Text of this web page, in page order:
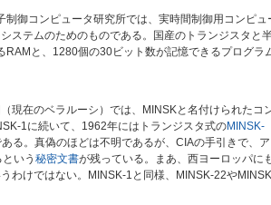
御コンピュータ研究所では、実時間制御用コンピュ
ステムのためのものである。国産のトランジスタと
と、1280個の30ビット数が記憶できるプログ
現在のベラルーシ）では、MINSKと名付けられたコ
1に続いて、1962年にはトランジスタ式のMINSK-
る。真偽のほどは不明であるが、CIAの手引きで、ア
いう 秘密文書が残っている。まあ、西ヨーロッパに
わけではない。MINSK-1と同様、MINSK-22や